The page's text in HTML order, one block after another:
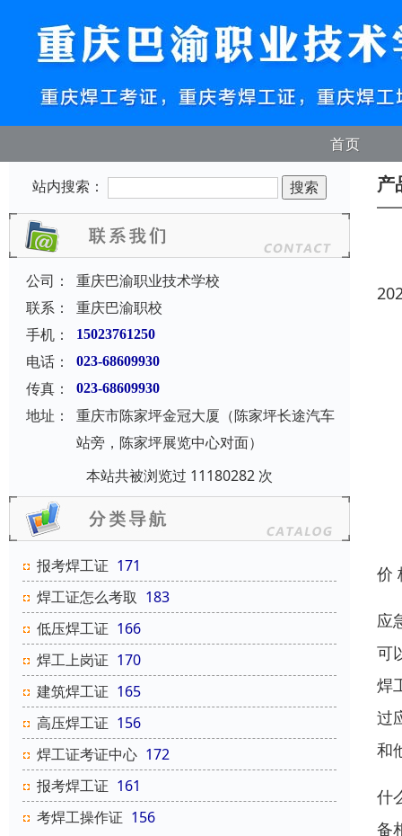
首页
站内搜索：
公司：
重庆巴渝职业技术学校
联系：
重庆巴渝职校
手机：
15023761250
电话： 023-68609930
传真： 023-68609930
地址：
重庆市陈家坪金冠大厦（陈家坪长途汽车
站旁，陈家坪展览中心对面）
本站共被浏览过 11180282 次
报考焊工证 171
焊工证怎么考取 183
低压焊工证 166
焊工上岗证 170
建筑焊工证 165
高压焊工证 156
焊工证考证中心 172
报考焊工证 161
考焊工操作证 156
产
价
应
可
焊
过
和
什
备